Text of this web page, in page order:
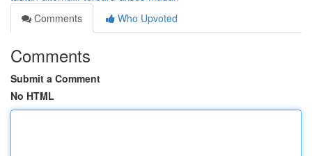
Comments
Who Upvoted
Comments
Submit a Comment
No HTML